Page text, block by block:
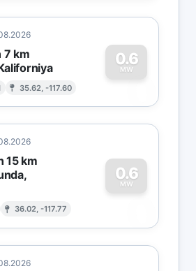
7 km
35.62, -117.60
0.6
MW
0
15 km
36.02, -117.77
0.6
MW
0